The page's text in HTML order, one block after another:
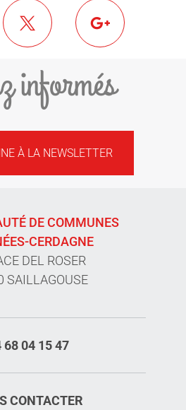
informés
À LA NEWSLETTER
DE COMMUNES
CERDAGNE
DEL ROSER
SAILLAGOUSE
68 04 15 47
CONTACTER